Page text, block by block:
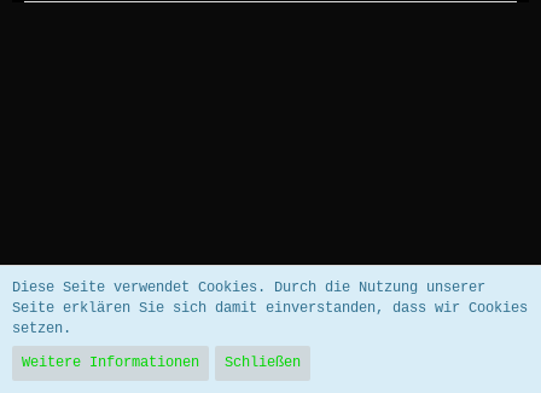
Community-Software:WoltLab Suite™ 5.5.26
Diese Seite verwendet Cookies. Durch die Nutzung unserer
Seite erklären Sie sich damit einverstanden, dass wir Cookies
setzen.
Weitere Informationen
Schließen